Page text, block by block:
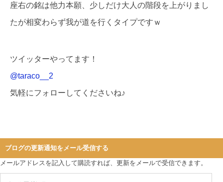
座右の銘は他力本願、少しだけ大人の階段を上がりまし
たが相変わらず我が道を行くタイプですｗ
ツイッターやってます！
@taraco__2
気軽にフォローしてくださいね♪
ブログの更新通知をメール受信する
メールアドレスを記入して購読すれば、更新をメールで受信できます。